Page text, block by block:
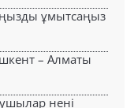
ұмытсаңыз
– Алматы
нені